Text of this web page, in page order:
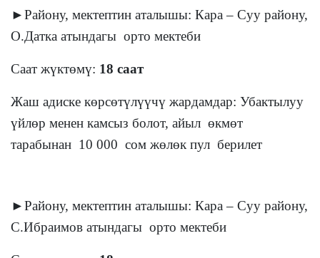
►Району, мектептин аталышы: Кара – Суу району,
О.Датка атындагы орто мектеби
Саат жүктөмү: 18 саат
Жаш адиске көрсөтүлүүчү жардамдар: Убактылуу
үйлөр менен камсыз болот, айыл өкмөт
тарабынан 10 000 сом жөлөк пул берилет
►Району, мектептин аталышы: Кара – Суу району,
С.Ибраимов атындагы орто мектеби